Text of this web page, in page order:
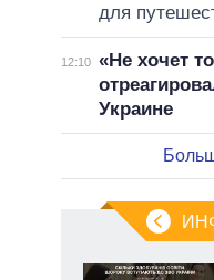
для
12:10 «Не хочет
Украине